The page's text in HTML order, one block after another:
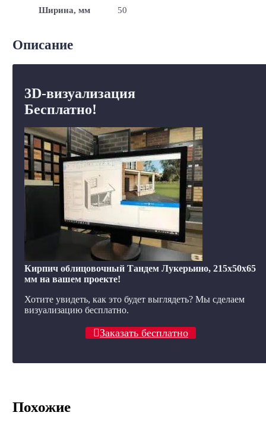
Ширина, мм 50
Описание
3D-визуализация
Бесплатно!
Кирпич облицовочный Тандем Лукерьино, 215x50x65
мм на вашем проекте!
Хотите увидеть, как это будет выглядеть? Мы сделаем
визуализацию бесплатно.
Заказать бесплатно
Похожие